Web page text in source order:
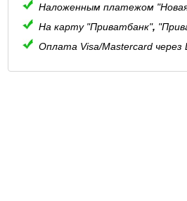
Наложенным платежом
На карту "Приватбанк",
Оплата Visa/Mastercard через